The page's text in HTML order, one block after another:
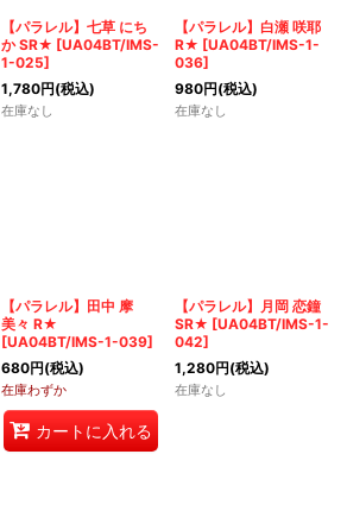
【パラレル】七草 にち
か SR★ [UA04BT/IMS-
1-025]
1,780円(税込)
在庫なし
【パラレル】白瀬 咲耶
R★ [UA04BT/IMS-1-
036]
980円(税込)
在庫なし
【パラレル】田中 摩
美々 R★
[UA04BT/IMS-1-039]
680円(税込)
在庫わずか
カートに入れる
【パラレル】月岡 恋鐘
SR★ [UA04BT/IMS-1-
042]
1,280円(税込)
在庫なし